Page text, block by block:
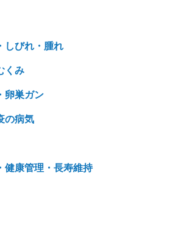
しびれ・腫れ
くみ
卵巣ガン
の病気
健康管理・長寿維持